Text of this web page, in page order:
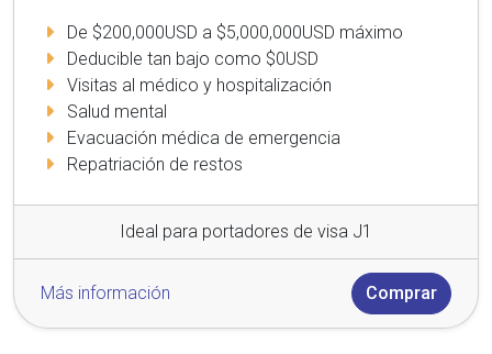
De $200,000USD a $5,000,000USD máximo
Deducible tan bajo como $0USD
Visitas al médico y hospitalización
Salud mental
Evacuación médica de emergencia
Repatriación de restos
Ideal para portadores de visa J1
Más información Comprar